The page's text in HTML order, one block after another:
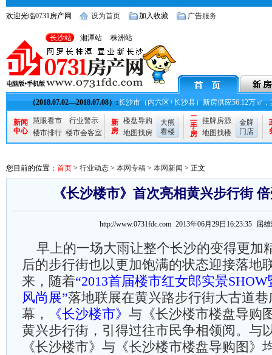
欢迎光临0731房产网 设为首页 加入收藏 广告服务
长沙站 湘潭站 株洲站
（2018.07.02—2018.07.08）:长沙市（内六区+长沙县）新房供应56.12万㎡
新闻
中心
慧眼看市
行业警示
楼市排行 楼市会客室
新
房
楼盘导购
地图找房
大熊
看楼
二
手
房
挂牌房源
地图找楼
金牌
门店
您目前的位置： 首页 > 行业动态 > 本网专稿 > 本网新闻 > 正文
《长沙楼市》首次亮相黄兴步行街
http://www.0731fdc.com 2013年06月29日16:23:35 屈
早上的一场大雨让整个长沙的变得更加
后的步行街也以更加饱满的状态迎接落地
来，随着“2013首届楼市红女郎实景
风尚展”落地联展在黄兴路步行街大古道
幕，
《长沙楼市》 与《长沙楼市楼盘导购
黄兴步行街，引得过往市民争相领阅。与
《长沙楼市》与《长沙楼市楼盘导购图》